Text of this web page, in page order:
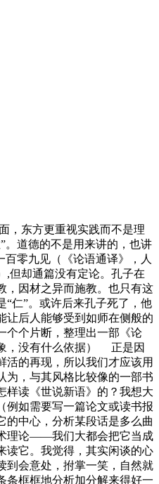
，东方更重视实践而不是理
。道德的不是用来讲的，也讲
百零九见（《论语通译》，人
,但却通篇没有定论。孔子在
，因材之异而施教。也只有这
“仁”。或许后来孔子死了，他
让后人能够受到如师在侧般的
个个片断，整理出一部《论
，没有什么依据） 正是因
活的再现，所以我们才应该用
为，与其风格比较像的一部书
样读《世说新语》的？我想大
例如需要写一篇论文或读书报
的中心，分析某段话是多么曲
理论——我们大都会把它当成
读它。我觉得，其实闲谈的心
到会意处，拊掌一笑，自然就
条框框地分析加分解来得好一